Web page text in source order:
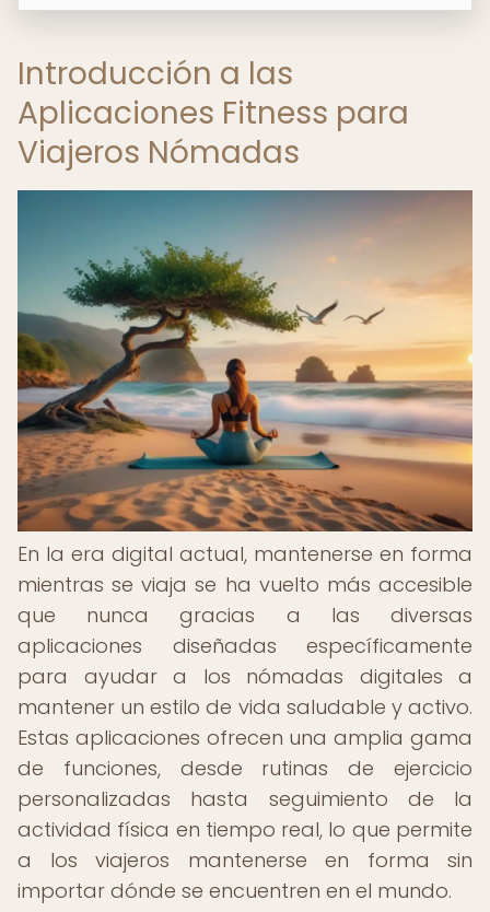
Introducción a las
Aplicaciones Fitness para
Viajeros Nómadas
En la era digital actual, mantenerse en forma
mientras se viaja se ha vuelto más accesible
que nunca gracias a las diversas
aplicaciones diseñadas específicamente
para ayudar a los nómadas digitales a
mantener un estilo de vida saludable y activo.
Estas aplicaciones ofrecen una amplia gama
de funciones, desde rutinas de ejercicio
personalizadas hasta seguimiento de la
actividad física en tiempo real, lo que permite
a los viajeros mantenerse en forma sin
importar dónde se encuentren en el mundo.